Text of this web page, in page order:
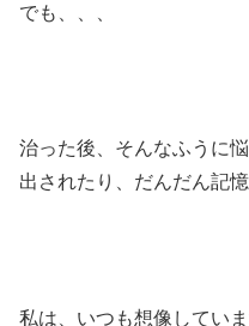
でも、、、
治った後、そんなふうに
出されたり、だんだん記
私は、いつも想像していま